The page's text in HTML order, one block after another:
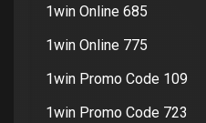
1win Online 685
1win Online 775
1win Promo Code 109
1win Promo Code 723